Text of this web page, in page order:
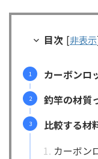
目次 [非表示
カーボンロ
釣竿の材質
比較する材
カーボン